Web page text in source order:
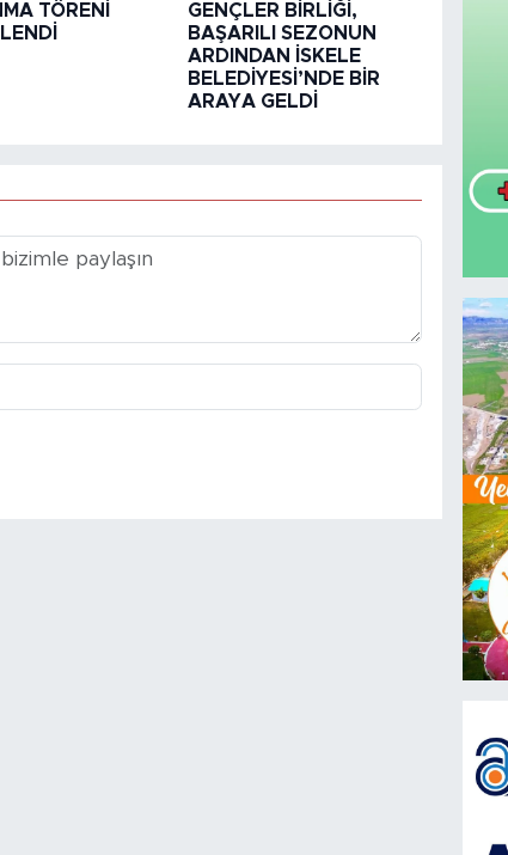
TÖRENİ
GENÇLER BİRLİĞİ,
BAŞARILI SEZONUN
ARDINDAN İSKELE
BELEDİYESİ’NDE BİR
ARAYA GELDİ